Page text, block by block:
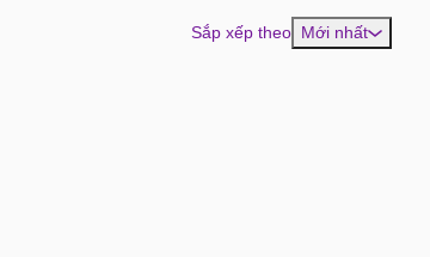
Sắp xếp theo Mới nhất